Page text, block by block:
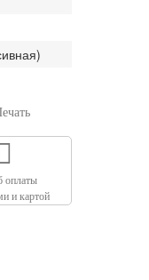
оплаты
и картой